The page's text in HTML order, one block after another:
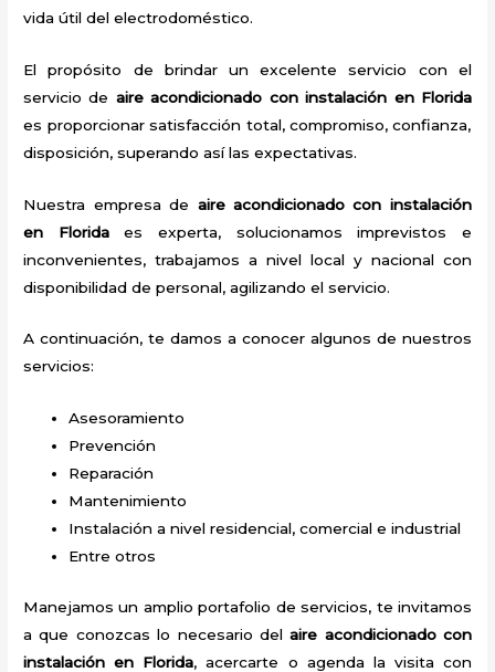
vida útil del electrodoméstico.
El propósito de brindar un excelente servicio con el
servicio de aire acondicionado con instalación en Florida
es proporcionar satisfacción total, compromiso, confianza,
disposición, superando así las expectativas.
Nuestra empresa de aire acondicionado con instalación
en Floridaes experta, solucionamos imprevistos e
inconvenientes, trabajamos a nivel local y nacional con
disponibilidad de personal, agilizando el servicio.
A continuación, te damos a conocer algunos de nuestros
servicios:
Asesoramiento
Prevención
Reparación
Mantenimiento
Instalación a nivel residencial, comercial e industrial
Entre otros
Manejamos un amplio portafolio de servicios, te invitamos
a que conozcas lo necesario delaire acondicionado con
instalación en Florida, acercarte o agenda la visita con